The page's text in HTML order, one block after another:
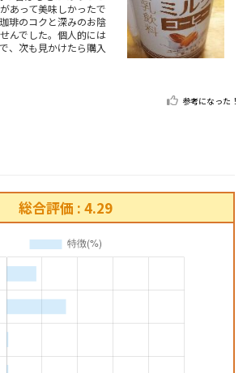
あって美味しかったで
琲のコクと深みのお陰
んでした。個人的には
、次も見かけたら購入
参考になった！
総合評価 : 4.29